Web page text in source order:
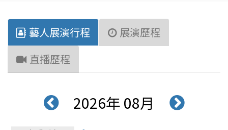
藝人展演行程
展演歷程
直播歷程
2026年 08月